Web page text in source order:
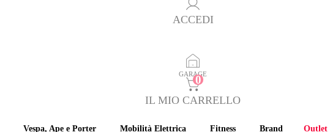
ACCEDI
GARAGE
IL MIO CARRELLO
Vespa, Ape e Porter Mobilità Elettrica Fitness Brand Outlet